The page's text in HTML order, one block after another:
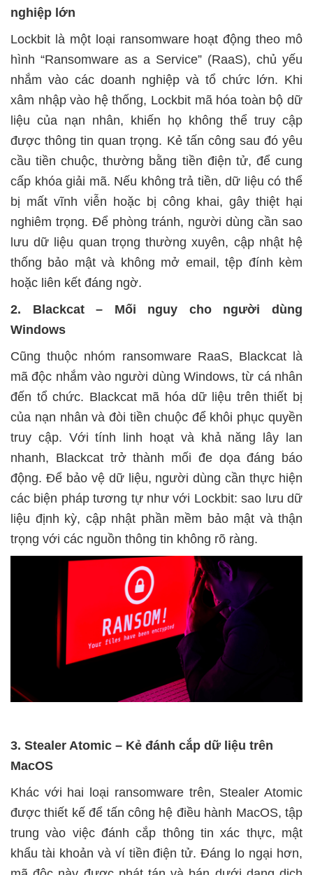
nghiệp lớn
Lockbit là một loại ransomware hoạt động theo mô
hình “Ransomware as a Service” (RaaS), chủ yếu
nhắm vào các doanh nghiệp và tổ chức lớn. Khi
xâm nhập vào hệ thống, Lockbit mã hóa toàn bộ dữ
liệu của nạn nhân, khiến họ không thể truy cập
được thông tin quan trọng. Kẻ tấn công sau đó yêu
cầu tiền chuộc, thường bằng tiền điện tử, để cung
cấp khóa giải mã. Nếu không trả tiền, dữ liệu có thể
bị mất vĩnh viễn hoặc bị công khai, gây thiệt hại
nghiêm trọng. Để phòng tránh, người dùng cần sao
lưu dữ liệu quan trọng thường xuyên, cập nhật hệ
thống bảo mật và không mở email, tệp đính kèm
hoặc liên kết đáng ngờ.
2. Blackcat – Mối nguy cho người dùng
Windows
Cũng thuộc nhóm ransomware RaaS, Blackcat là
mã độc nhắm vào người dùng Windows, từ cá nhân
đến tổ chức. Blackcat mã hóa dữ liệu trên thiết bị
của nạn nhân và đòi tiền chuộc để khôi phục quyền
truy cập. Với tính linh hoạt và khả năng lây lan
nhanh, Blackcat trở thành mối đe dọa đáng báo
động. Để bảo vệ dữ liệu, người dùng cần thực hiện
các biện pháp tương tự như với Lockbit: sao lưu dữ
liệu định kỳ, cập nhật phần mềm bảo mật và thận
trọng với các nguồn thông tin không rõ ràng.
3. Stealer Atomic – Kẻ đánh cắp dữ liệu trên
MacOS
Khác với hai loại ransomware trên, Stealer Atomic
được thiết kế để tấn công hệ điều hành MacOS, tập
trung vào việc đánh cắp thông tin xác thực, mật
khẩu tài khoản và ví tiền điện tử. Đáng lo ngại hơn,